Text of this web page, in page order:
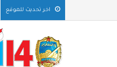
اخر تحديث للموقع